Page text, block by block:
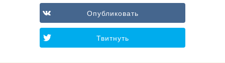
Опубликовать
Твитнуть